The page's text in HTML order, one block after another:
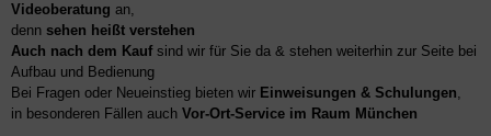
Videoberatung an,
denn sehen heißt verstehen
Auch nach dem Kaufsind wir für Sie da & stehen weiterhin zur Seite bei
Aufbau und Bedienung
Bei Fragen oder Neueinstieg bieten wir Einweisungen & Schulungen,
in besonderen Fällen auch Vor-Ort-Service im Raum München